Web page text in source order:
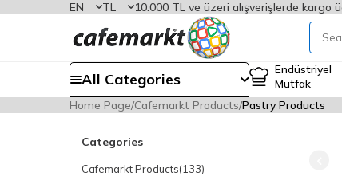
EN TL 10.000 TL ve üzeri alışverişlerde kargo
All Categories
Endüstriyel
Mutfak
Home Page Cafemarkt Products Pastry Products
Categories
Cafemarkt Products(133)